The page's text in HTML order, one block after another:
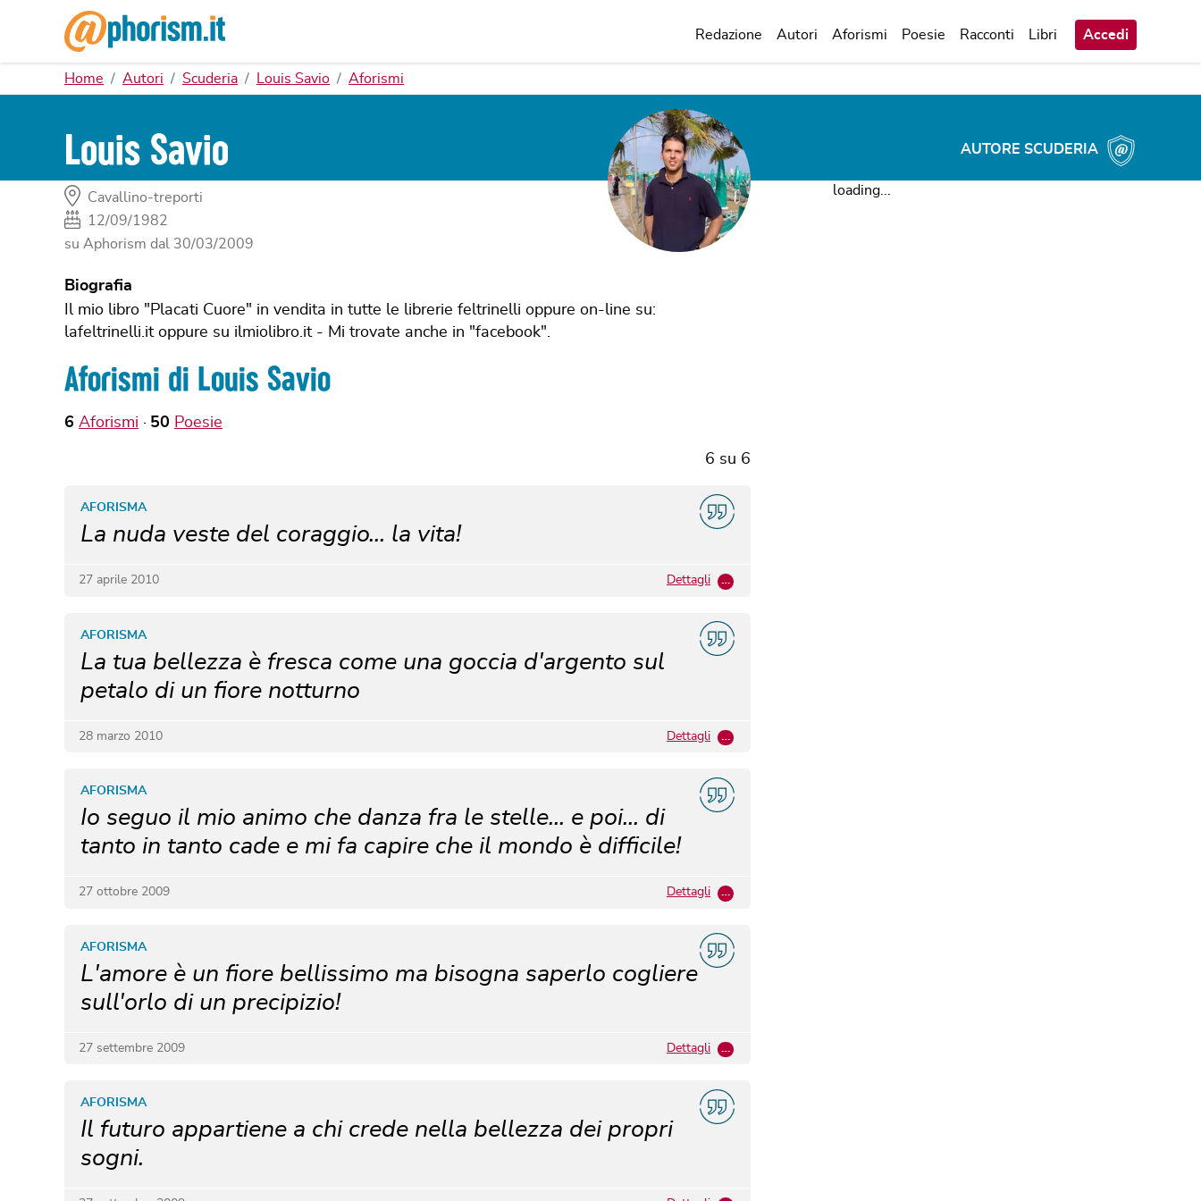
Redazione Autori Aforismi Poesie Racconti Libri Accedi
Home Autori Scuderia Louis Savio Aforismi
Louis Savio AUTORE SCUDERIA
Cavallino-treporti
12/09/1982
su Aphorism dal 30/03/2009
Biografia
Il mio libro "Placati Cuore" in vendita in tutte le librerie feltrinelli oppure on-line su:
lafeltrinelli.it oppure su ilmiolibro.it - Mi trovate anche in "facebook".
Aforismi di Louis Savio
6 Aforismi 50 Poesie
6 su 6
La nuda veste del coraggio... la vita!
AFORISMA
27 aprile 2010 Dettagli …
La tua bellezza è fresca come una goccia d'argento sul
petalo di un fiore notturno
AFORISMA
28 marzo 2010 Dettagli …
Io seguo il mio animo che danza fra le stelle... e poi... di
tanto in tanto cade e mi fa capire che il mondo è difficile!
AFORISMA
27 ottobre 2009 Dettagli …
L'amore è un fiore bellissimo ma bisogna saperlo cogliere
sull'orlo di un precipizio!
AFORISMA
27 settembre 2009 Dettagli …
Il futuro appartiene a chi crede nella bellezza dei propri
sogni.
AFORISMA
loading...